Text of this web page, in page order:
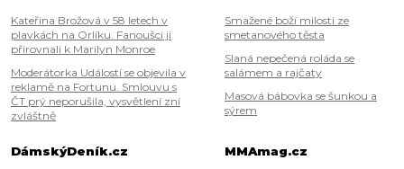
Kateřina Brožová v 58 letech v
plavkách na Orlíku. Fanoušci ji
přirovnali k Marilyn Monroe
Moderátorka Událostí se objevila v
reklamě na Fortunu. Smlouvu s
ČT prý neporušila, vysvětlení zní
zvláštně
Smažené boží milosti ze
smetanového těsta
Slaná nepečená roláda se
salámem a rajčaty
Masová bábovka se šunkou a
sýrem
DámskýDeník.cz
MMAmag.cz